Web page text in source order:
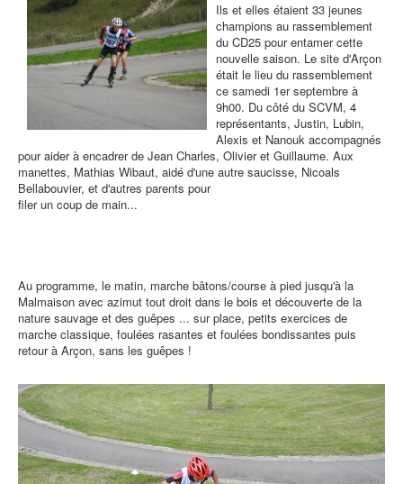
Ils et elles étaient 33 jeunes
champions au rassemblement
du CD25 pour entamer cette
nouvelle saison. Le site d'Arçon
était le lieu du rassemblement
ce samedi 1er septembre à
9h00. Du côté du SCVM, 4
représentants, Justin, Lubin,
Alexis et Nanouk accompagnés
pour aider à encadrer de Jean Charles, Olivier et Guillaume. Aux
manettes, Mathias Wibaut, aidé d'une autre saucisse, Nicoals
Bellabouvier, et d'autres parents pour
filer un coup de main...
Au programme, le matin, marche bâtons/course à pied jusqu'à la
Malmaison avec azimut tout droit dans le bois et découverte de la
nature sauvage et des guêpes ... sur place, petits exercices de
marche classique, foulées rasantes et foulées bondissantes puis
retour à Arçon, sans les guêpes !